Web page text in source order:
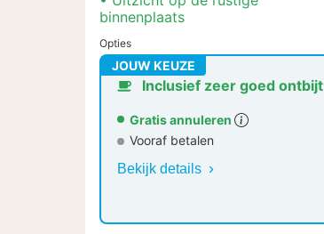
binnenplaats
Opties
JOUW KEUZE
Inclusief zeer goed ontbijt
Gratis annuleren
Vooraf betalen
Bekijk details